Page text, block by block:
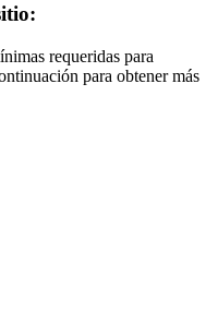
requeridas para
para obtener más